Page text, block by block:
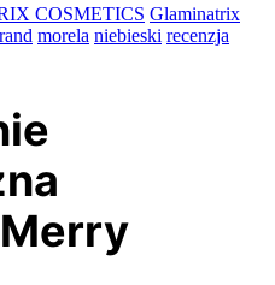
COSMETICS Glaminatrix
morela niebieski recenzja